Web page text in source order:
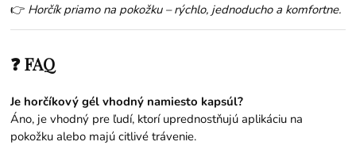
👉 Horčík priamo na pokožku – rýchlo, jednoducho a komfortne.
❓ FAQ
Je horčíkový gél vhodný namiesto kapsúl?
Áno, je vhodný pre ľudí, ktorí uprednostňujú aplikáciu na
pokožku alebo majú citlivé trávenie.